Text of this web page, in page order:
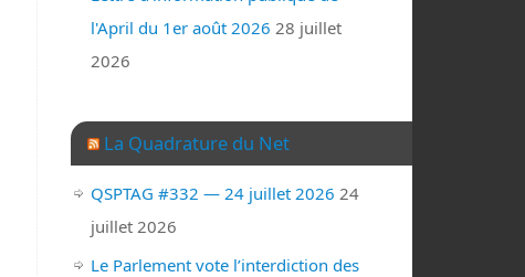
l'April du 1er août 2026 28 juillet
2026
La Quadrature du Net
QSPTAG #332 — 24 juillet 2026 24
juillet 2026
Le Parlement vote l’interdiction des